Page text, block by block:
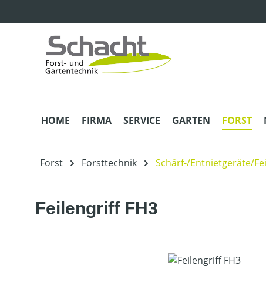
HOME FIRMA SERVICE GARTEN FORST
Forst Forsttechnik Schärf-/Entnietgeräte/
Feilengriff FH3